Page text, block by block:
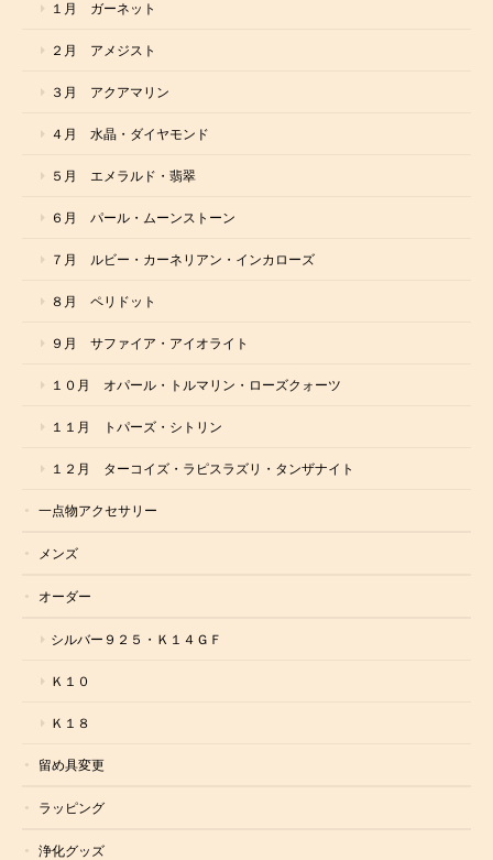
１月 ガーネット
２月 アメジスト
３月 アクアマリン
４月 水晶・ダイヤモンド
５月 エメラルド・翡翠
６月 パール・ムーンストーン
７月 ルビー・カーネリアン・インカローズ
８月 ペリドット
９月 サファイア・アイオライト
１０月 オパール・トルマリン・ローズクォーツ
１１月 トパーズ・シトリン
１２月 ターコイズ・ラピスラズリ・タンザナイト
一点物アクセサリー
メンズ
オーダー
シルバー９２５・Ｋ１４ＧＦ
Ｋ１０
Ｋ１８
留め具変更
ラッピング
浄化グッズ